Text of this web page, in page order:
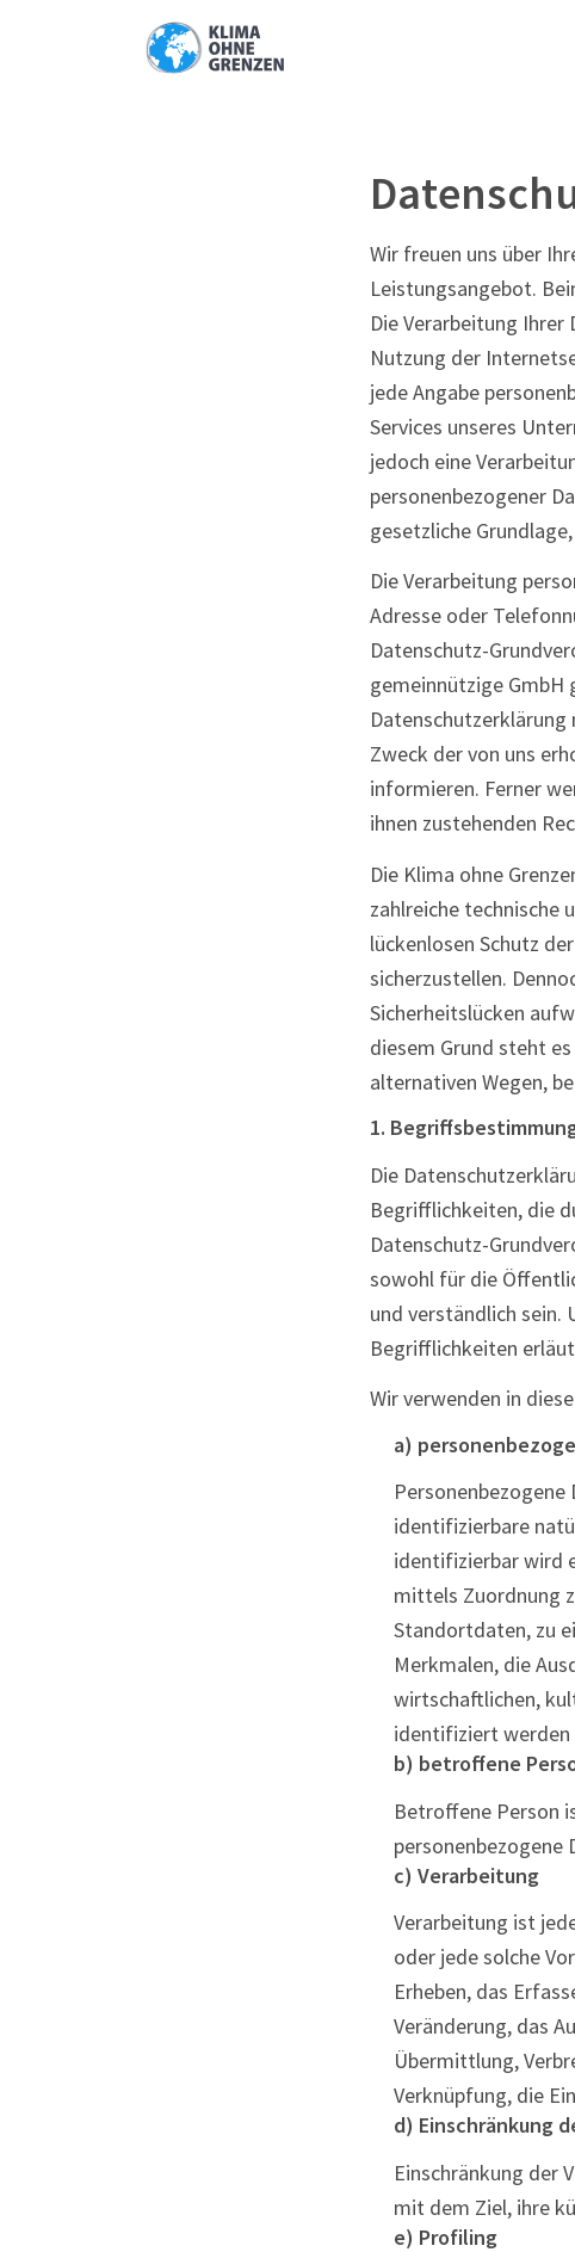
Wir freuen uns über
Leistungsangebot.
Die Verarbeitung
Nutzung der
jede Angabe
Services unseres
jedoch eine
personenbezogener
gesetzliche
Die Verarbeitung
Adresse oder
Datenschutz-
gemeinnützige
Zweck der von uns
informieren. Ferner
ihnen zustehenden
Die Klima ohne
zahlreiche technische
lückenlosen Schutz
sicherzustellen.
Sicherheitslücken
diesem Grund steht
alternativen Wegen,
1.
Die
Begrifflichkeiten, die
Datenschutz-
sowohl für die
und verständlich sein.
Begrifflichkeiten
Wir verwenden in
a)
identifizierbare
identifizierbar wird
mittels Zuordnung
Standortdaten, zu
Merkmalen, die
wirtschaftlichen,
identifiziert werden
b) betroffene
Betroffene Person
c) Verarbeitung
Verarbeitung ist
oder jede solche
Erheben, das
Veränderung, das
Übermittlung,
Verknüpfung, die
d) Einschränkung
Einschränkung der
mit dem Ziel, ihre
e) Profiling